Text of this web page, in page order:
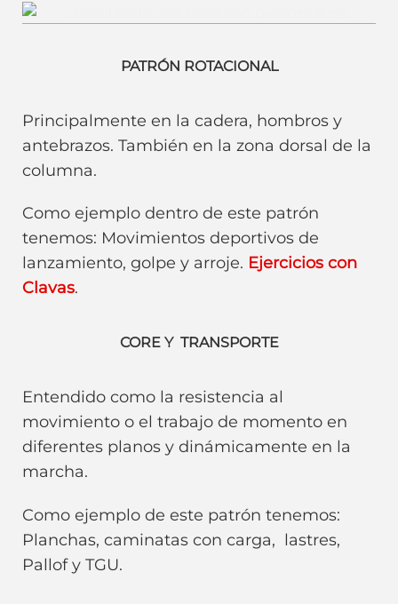
rodilla.
PATRÓN ROTACIONAL
Principalmente en la cadera, hombros y
antebrazos. También en la zona dorsal de la
columna.
Como ejemplo dentro de este patrón
tenemos: Movimientos deportivos de
lanzamiento, golpe y arroje. Ejercicios con
Clavas.
CORE Y TRANSPORTE
Entendido como la resistencia al
movimiento o el trabajo de momento en
diferentes planos y dinámicamente en la
marcha.
Como ejemplo de este patrón tenemos:
Planchas, caminatas con carga, lastres,
Pallof y TGU.